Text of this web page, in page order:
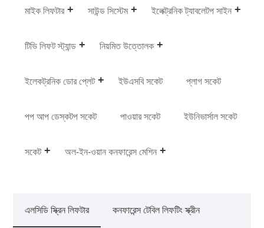
মাইক লিফটার সাউন্ড সিস্টেম ইলেক্ট্রনিক ট্যাবলেটপ সাইন
টিভি লিফট স্ট্যান্ড নিয়মিত উত্তোলক
ইলেকট্রনিক ডোর প্লেট ইউএসবি সকেট প্লাগ সকেট
পপ আপ ডেস্কটপ সকেট পাওয়ার সকেট ইউনিভার্সাল সকেট
সকেট অল-ইন-ওয়ান কনফারেন্স মেশিন
এলসিডি স্ক্রিন লিফটার কনফারেন্স টেবিল লিফটিং স্ক্রীন